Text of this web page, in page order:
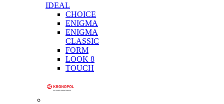
IDEAL
CHOICE
ENIGMA
ENIGMA
CLASSIC
FORM
LOOK 8
TOUCH